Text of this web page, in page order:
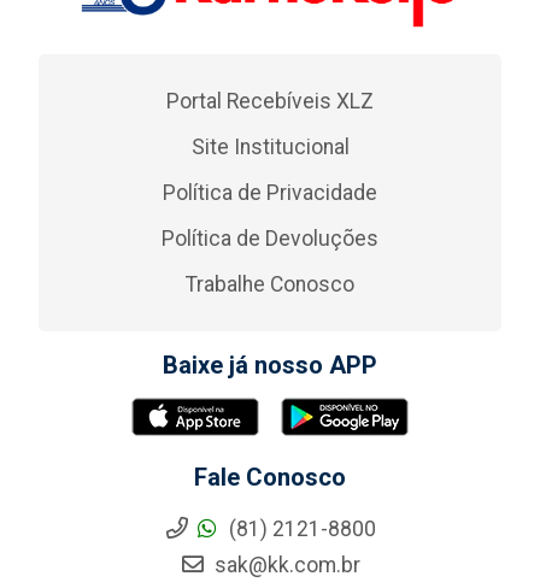
Portal Recebíveis XLZ
Site Institucional
Política de Privacidade
Política de Devoluções
Trabalhe Conosco
Baixe já nosso APP
Fale Conosco
(81) 2121-8800
sak@kk.com.br